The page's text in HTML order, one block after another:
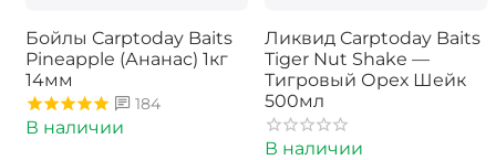
Бойлы Carptoday Baits
Pineapple (Ананас) 1кг
14мм
184
В наличии
Ликвид Carptoday Baits
Tiger Nut Shake —
Тигровый Орех Шейк
500мл
В наличии